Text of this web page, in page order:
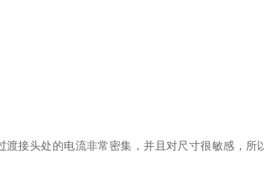
头处的电流非常密集，并且对尺寸很敏感，所